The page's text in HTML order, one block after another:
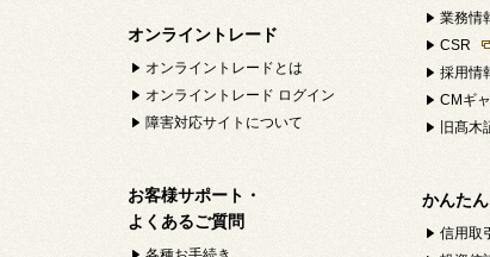
オンライントレード
オンライントレードとは
オンライントレード ログイン
障害対応サイトについて
お客様サポート・
よくあるご質問
業務情
CSR
採用情
CMギ
旧髙
かんた
信用取引